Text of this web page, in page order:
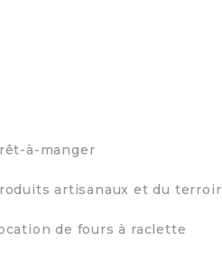
à-manger
artisanaux et du terroir
de fours à raclette